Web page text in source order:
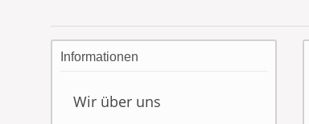
Informationen
Wir über uns